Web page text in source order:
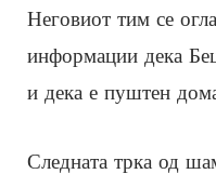
Неговиот тим се
информации дека
и дека е пуштен
Следната трка од